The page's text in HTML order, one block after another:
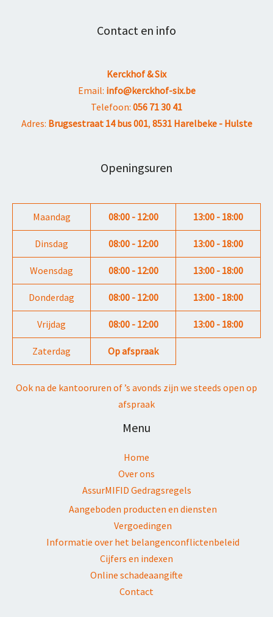
Contact en info
Kerckhof & Six
Email: info@kerckhof-six.be
Telefoon: 056 71 30 41
Adres: Brugsestraat 14 bus 001, 8531 Harelbeke - Hulste
Openingsuren
Maandag 08:00 - 12:00 13:00 - 18:00
Dinsdag 08:00 - 12:00 13:00 - 18:00
Woensdag 08:00 - 12:00 13:00 - 18:00
Donderdag 08:00 - 12:00 13:00 - 18:00
Vrijdag 08:00 - 12:00 13:00 - 18:00
Zaterdag Op afspraak
Ook na de kantooruren of ’s avonds zijn we steeds open op
afspraak
Menu
Home
Over ons
AssurMIFID Gedragsregels
Aangeboden producten en diensten
Vergoedingen
Informatie over het belangenconflictenbeleid
Cijfers en indexen
Online schadeaangifte
Contact